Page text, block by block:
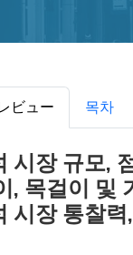
ビュー 목차
시장 규모,
, 목걸이 및
시장 통찰